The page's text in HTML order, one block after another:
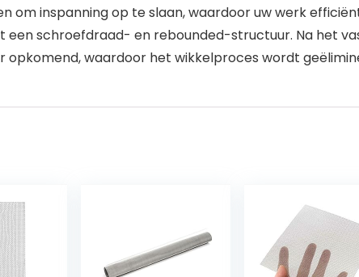
om inspanning op te slaan, waardoor uw werk
een schroefdraad- en rebounded-structuur. Na het
waardoor het wikkelproces wordt